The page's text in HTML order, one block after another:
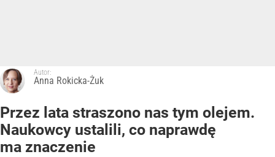
Autor:
Anna Rokicka-Żuk
Przez lata straszono nas tym olejem.
Naukowcy ustalili, co naprawdę
ma znaczenie